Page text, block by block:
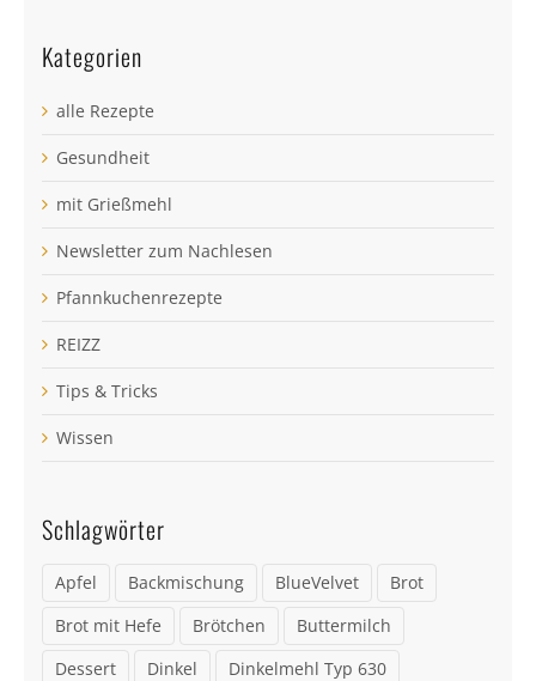
Kategorien
alle Rezepte
Gesundheit
mit Grießmehl
Newsletter zum Nachlesen
Pfannkuchenrezepte
REIZZ
Tips & Tricks
Wissen
Schlagwörter
Apfel Backmischung BlueVelvet
Brot
Brot mit Hefe
Brötchen
Buttermilch
Dessert
Dinkel
Dinkelmehl Typ 630